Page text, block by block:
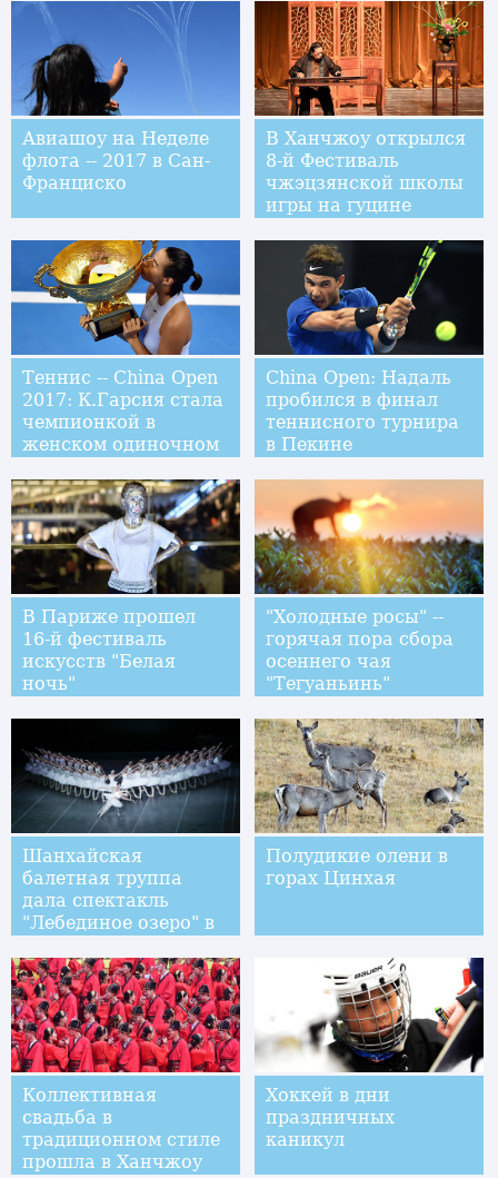
Авиашоу на Неделе
флота -- 2017 в Сан-
Франциско
В Ханчжоу открылся
8-й Фестиваль
чжэцзянской школы
игры на гуцине
Теннис -- China Open
2017: К.Гарсия стала
чемпионкой в
женском одиночном
China Open: Надаль
пробился в финал
теннисного турнира
в Пекине
В Париже прошел
16-й фестиваль
искусств "Белая
ночь"
"Холодные росы" --
горячая пора сбора
осеннего чая
"Тегуаньинь"
Шанхайская
балетная труппа
дала спектакль
"Лебединое озеро" в
Полудикие олени в
горах Цинхая
Коллективная
свадьба в
традиционном стиле
прошла в Ханчжоу
Хоккей в дни
праздничных
каникул